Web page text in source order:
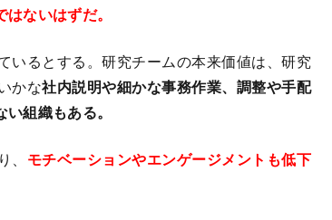
ないはずだ。
いるとする。研究チームの本来価値は、研究
かな社内説明や細かな事務作業、調整や手配
組織もある。
モチベーションやエンゲージメントも低下